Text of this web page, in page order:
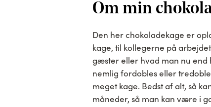
Om min
Den her chokoladekage er
kage, til kollegerne på
gæster eller hvad man nu end
nemlig fordobles eller
meget kage. Bedst af alt, så
måneder, så man kan være i